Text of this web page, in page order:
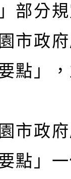
部分
市政
點」
市政
點」